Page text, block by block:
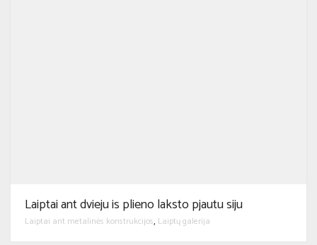
Laiptai ant dvieju is plieno laksto pjautu siju
Laiptai ant metalinės konstrukcijos, Laiptų galerija